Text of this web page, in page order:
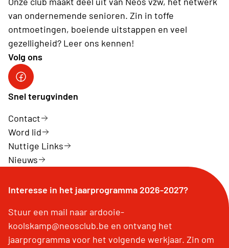
van ondernemende senioren. Zin in toffe
ontmoetingen, boeiende uitstappen en veel
gezelligheid? Leer ons kennen!
Volg ons
Neos Ardooie-Koolskamp
Snel terugvinden
Contact
Word lid
Nuttige Links
Nieuws
Interesse in het jaarprogramma 2026-2027?
Stuur een mail naar ardooie-
koolskamp@neosclub.be en ontvang het
jaarprogramma voor het volgende werkjaar. Zin om